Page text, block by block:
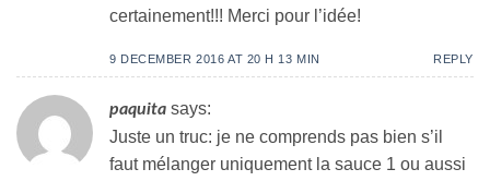
certainement!!! Merci pour l’idée!
9 DECEMBER 2016 AT 20 H 13 MIN REPLY
paquita says:
Juste un truc: je ne comprends pas bien s’il
faut mélanger uniquement la sauce 1 ou aussi